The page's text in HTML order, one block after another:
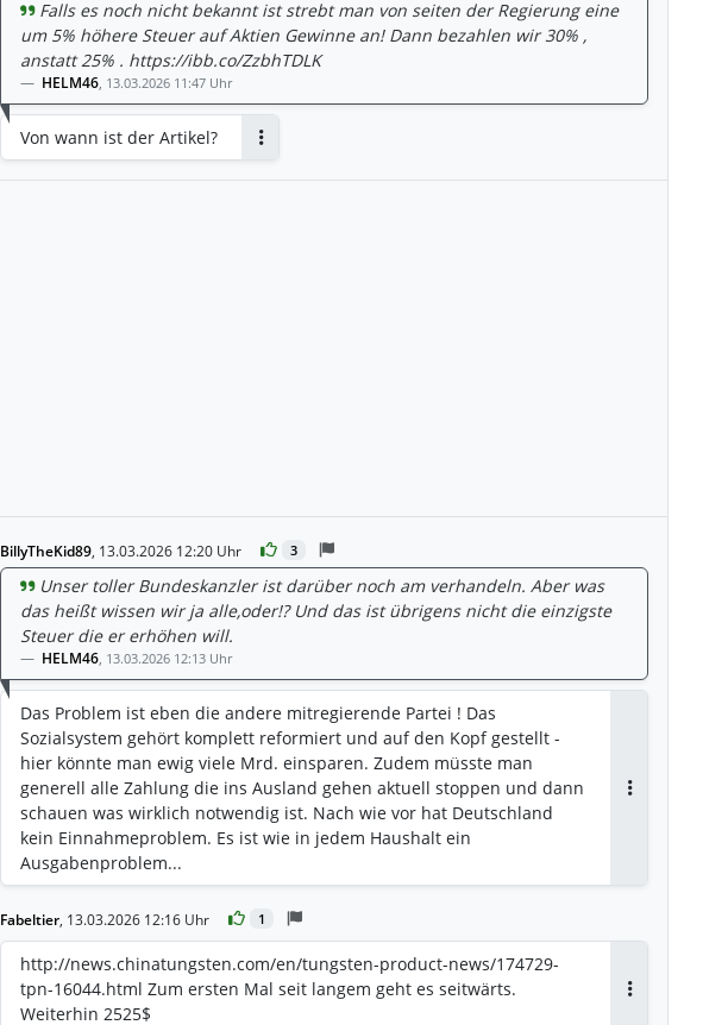
Falls es noch nicht bekannt ist strebt man von seiten der Regierung eine
um 5% höhere Steuer auf Aktien Gewinne an! Dann bezahlen wir 30% ,
anstatt 25% . https://ibb.co/ZzbhTDLK
HELM46, 13.03.2026 11:47 Uhr
Von wann ist der Artikel?
BillyTheKid89, 13.03.2026 12:20 Uhr 3
Unser toller Bundeskanzler ist darüber noch am verhandeln. Aber was
das heißt wissen wir ja alle,oder!? Und das ist übrigens nicht die einzigste
Steuer die er erhöhen will.
HELM46, 13.03.2026 12:13 Uhr
Das Problem ist eben die andere mitregierende Partei ! Das
Sozialsystem gehört komplett reformiert und auf den Kopf gestellt -
hier könnte man ewig viele Mrd. einsparen. Zudem müsste man
generell alle Zahlung die ins Ausland gehen aktuell stoppen und dann
schauen was wirklich notwendig ist. Nach wie vor hat Deutschland
kein Einnahmeproblem. Es ist wie in jedem Haushalt ein
Ausgabenproblem...
Fabeltier, 13.03.2026 12:16 Uhr 1
http://news.chinatungsten.com/en/tungsten-product-news/174729-
tpn-16044.html Zum ersten Mal seit langem geht es seitwärts.
Weiterhin 2525$